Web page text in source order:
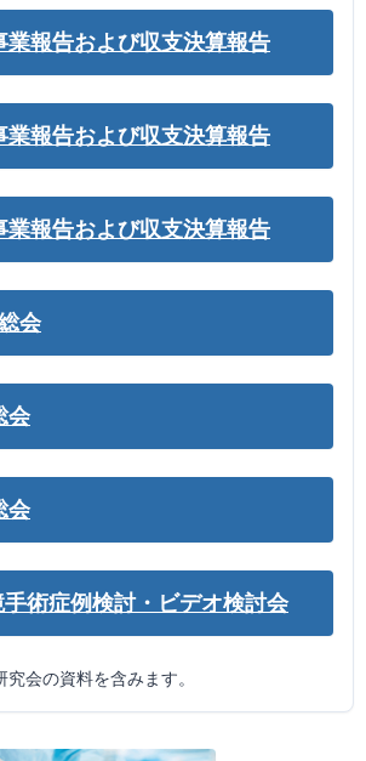
報告および収支決算報告
報告および収支決算報告
報告および収支決算報告
会
会
会
術症例検討・ビデオ検討会
会の資料を含みます。